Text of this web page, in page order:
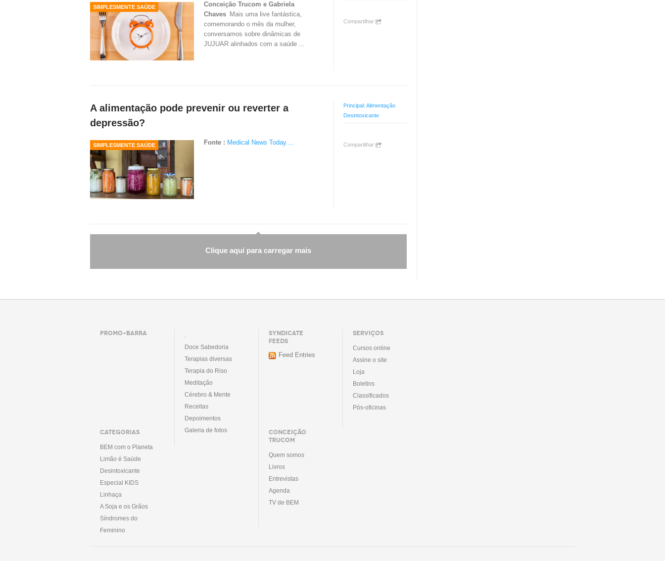
SIMPLESMENTE SAÚDE
Conceição Trucom e Gabriela
Chaves Mais uma live fantástica,
comemorando o mês da mulher,
conversamos sobre dinâmicas de
JUJUAR alinhados com a saúde ...
Compartilhar
A alimentação pode prevenir ou reverter a
depressão?
SIMPLESMENTE SAÚDE Fonte : Medical News Today ...
Principal: Alimentação
Desintoxicante
Compartilhar
Clique aqui para carregar mais
PROMO-BARRA
CATEGORIAS
BEM com o Planeta
Limão é Saúde
Desintoxicante
Especial KIDS
Linhaça
A Soja e os Grãos
Síndromes do
Feminino
.
Doce Sabedoria
Terapias diversas
Terapia do Riso
Meditação
Cérebro & Mente
Receitas
Depoimentos
Galeria de fotos
SYNDICATE
FEEDS
Feed Entries
CONCEIÇÃO
TRUCOM
Quem somos
Livros
Entrevistas
Agenda
TV de BEM
SERVIÇOS
Cursos online
Assine o site
Loja
Boletins
Classificados
Pós-oficinas